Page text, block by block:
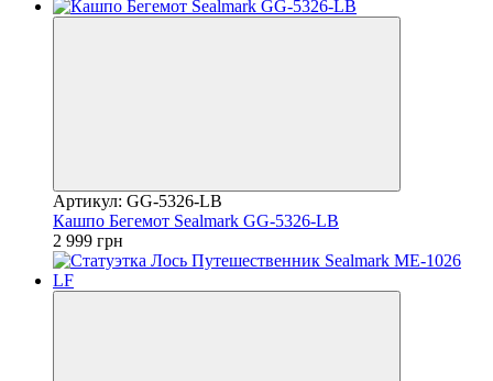
Артикул: GG-5326-LB
Кашпо Бегемот Sealmark GG-5326-LB
2 999 грн